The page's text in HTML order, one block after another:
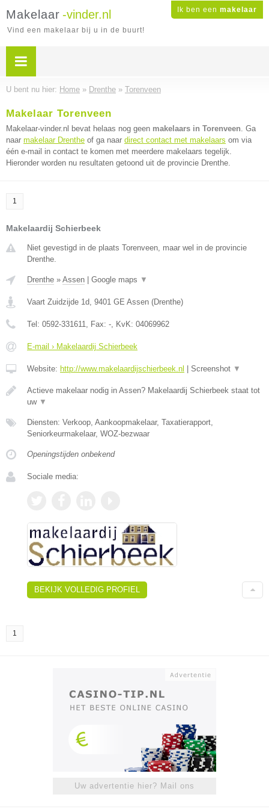
Ik ben een makelaar
Makelaar -vinder.nl
Vind een makelaar bij u in de buurt!
U bent nu hier: Home » Drenthe » Torenveen
Makelaar Torenveen
Makelaar-vinder.nl bevat helaas nog geen makelaars in Torenveen. Ga
naar makelaar Drenthe of ga naar direct contact met makelaars om via
één e-mail in contact te komen met meerdere makelaars tegelijk.
Hieronder worden nu resultaten getoond uit de provincie Drenthe.
1
Makelaardij Schierbeek
Niet gevestigd in de plaats Torenveen, maar wel in de provincie
Drenthe.
Drenthe » Assen Google maps ▼
Vaart Zuidzijde 1d, 9401 GE Assen (Drenthe)
Tel: 0592-331611, Fax: -, KvK: 04069962
E-mail › Makelaardij Schierbeek
Website: http://www.makelaardijschierbeek.nl Screenshot ▼
Actieve makelaar nodig in Assen? Makelaardij Schierbeek staat tot
uw ▼
Diensten: Verkoop, Aankoopmakelaar, Taxatierapport,
Seniorkeurmakelaar, WOZ-bezwaar
Openingstijden onbekend
Sociale media:
BEKIJK VOLLEDIG PROFIEL
1
Uw advertentie hier? Mail ons